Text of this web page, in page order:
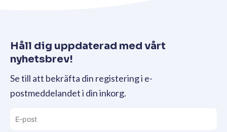
Håll dig uppdaterad med vårt
nyhetsbrev!
Se till att bekräfta din registering i e-
postmeddelandet i din inkorg.